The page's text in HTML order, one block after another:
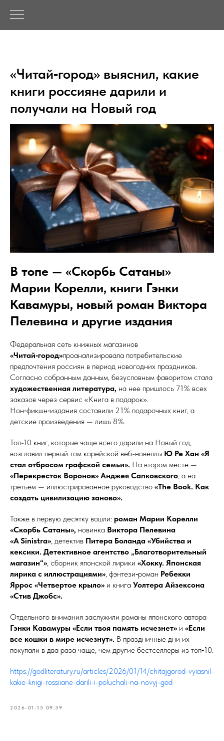
«Читай‑город» выяснил, какие
книги россияне дарили и
получали на Новый год
В топе — «Скорбь Сатаны»
Марии Корелли, книги Гэнки
Кавамуры, новый роман Виктора
Пелевина и другие издания
Федеральная сеть книжных магазинов
«Читай‑город»проанализировала потребительские
предпочтения россиян в период новогодних праздников.
Согласно собранным данным, безусловным фаворитом стала
художественная литература, на нее пришлось 71% всех
заказов через сервис «Книга в подарок».
Нон‑фикшн‑издания составили 21% подарочных книг, а
детские произведения — лишь 8%.
Топ-10 книг, которые чаще всего дарили на Новый год,
возглавил первый том корейской веб-новеллы Ю Ре Хан «Я
стал отбросом графской семьи». На втором месте —
«Перекресток Воронов» Анджея Сапковского, а на
третьем — иллюстрированное руководство «The Book. Как
создать цивилизацию заново».
Также в первую десятку вошли: роман Марии Корелли
«Скорбь Сатаны», новинка Виктора Пелевина
«A Sinistra», детектив Питера Боланда «Убийства и
кексики. Детективное агентство „Благотворительный
магазин“», сборник японской лирики «Хокку. Японская
лирика с иллюстрациями», фэнтези‑роман Ребекки
Яррос «Четвертое крыло» и книга Уолтера Айзексона
«Стив Джобс».
Отдельного внимания заслужили романы японского автора
Гэнки Кавамуры «Если твоя память исчезнет» и «Если
все кошки в мире исчезнут». В праздничные дни их
покупали в два раза чаще, чем другие бестселлеры из топ‑10.
https://godliteratury.ru/articles/2026/01/14/chitajgorod-vyiasnil-
kakie-knigi-rossiiane-darili-i-poluchali-na-novyj-god
2026-01-15 09:39